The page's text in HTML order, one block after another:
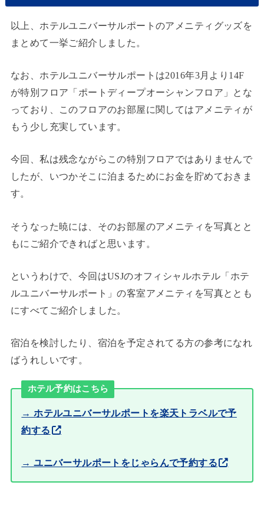
以上、ホテルユニバーサルポートのアメニティグッズを
まとめて一挙ご紹介しました。
なお、ホテルユニバーサルポートは2016年3月より14F
が特別フロア「ポートディープオーシャンフロア」とな
っており、このフロアのお部屋に関してはアメニティが
もう少し充実しています。
今回、私は残念ながらこの特別フロアではありませんで
したが、いつかそこに泊まるためにお金を貯めておきま
す。
そうなった暁には、そのお部屋のアメニティを写真とと
もにご紹介できればと思います。
というわけで、今回はUSJのオフィシャルホテル「ホテ
ルユニバーサルポート」の客室アメニティを写真ととも
にすべてご紹介しました。
宿泊を検討したり、宿泊を予定されてる方の参考になれ
ばうれしいです。
ホテル予約はこちら
→ ホテルユニバーサルポートを楽天トラベルで予
約する
→ ユニバーサルポートをじゃらんで予約する